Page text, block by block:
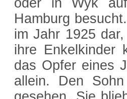
oder in Wyk
Hamburg
im Jahr 1925
ihre Enkelkinder
das Opfer eines
allein. Den